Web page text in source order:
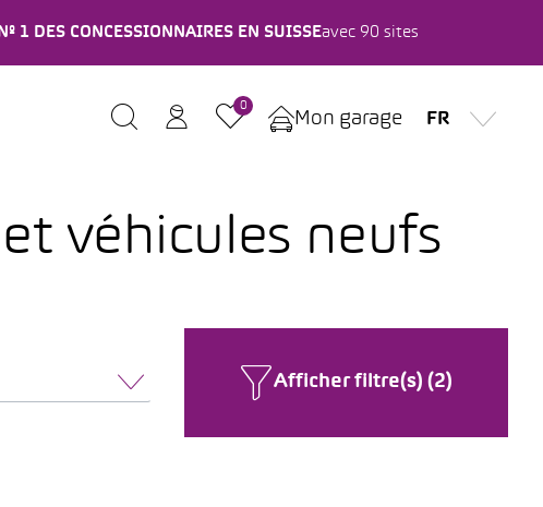
1 DES CONCESSIONNAIRES EN SUISSEavec 90 sites
0
Mon garage FR
véhicules neufs
Afficher filtre(s) (2)